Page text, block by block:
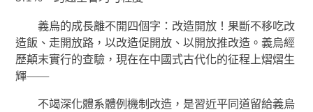
義烏的成長離不開四個字：改造開放！果斷不移吃改
造飯、走開放路，以改造促開放、以開放推改造。義烏經
歷顛末實行的查驗，現在在中國式古代化的征程上熠熠生
輝——
不竭深化體系體例機制改造，是習近平同道留給義烏